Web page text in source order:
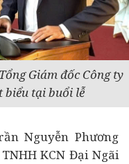
Giám đốc Công ty
biểu tại buổi lễ
Nguyễn Phương
KCN Đại Ngãi